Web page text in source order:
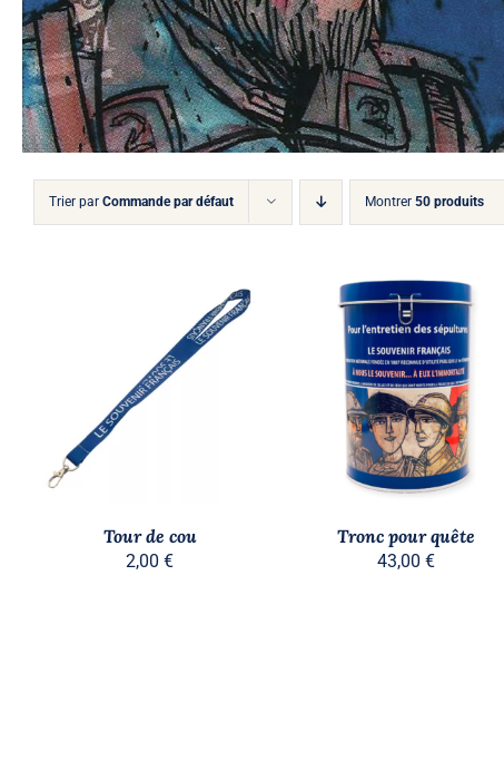
Trier par Commande par défaut Montrer 50 produits
APERÇU
Tour de cou
2,00€
/ APERÇU
Tronc pour quête
43,00 €